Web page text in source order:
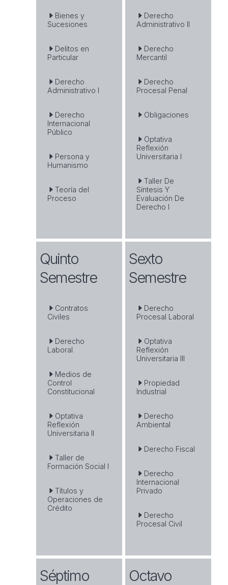
Bienes y
Sucesiones
Delitos en
Particular
Derecho
Administrativo I
Derecho
Internacional
Público
Persona y
Humanismo
Teoría del
Proceso
Derecho
Administrativo II
Derecho
Mercantil
Derecho
Procesal Penal
Obligaciones
Optativa
Reflexión
Universitaria I
Taller De
Síntesis Y
Evaluación De
Derecho I
Quinto
Semestre
Contratos
Civiles
Derecho
Laboral
Medios de
Control
Constitucional
Optativa
Reflexión
Universitaria II
Taller de
Formación Social I
Títulos y
Operaciones de
Crédito
Sexto
Semestre
Derecho
Procesal Laboral
Optativa
Reflexión
Universitaria III
Propiedad
Industrial
Derecho
Ambiental
Derecho Fiscal
Derecho
Internacional
Privado
Derecho
Procesal Civil
Séptimo
Octavo